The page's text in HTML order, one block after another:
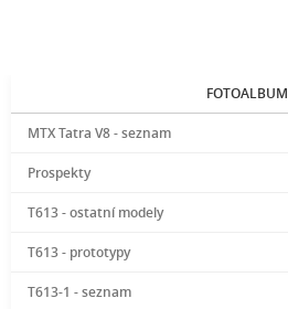
FOTOALBUM
MTX Tatra V8 - seznam
Prospekty
T613 - ostatní modely
T613 - prototypy
T613-1 - seznam